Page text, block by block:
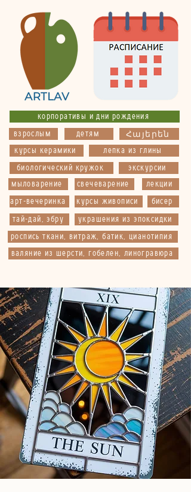
корпоративы и дни рождения
детям
взрослым Հայերեն
украшения из эпоксидки
мыловарение свечеварение
арт-вечеринка бисер
тай-дай, эбру
экскурсии
лепка из глины
роспись ткани, витраж, батик, цианотипия
курсы живописи
лекции
биологический кружок
курсы керамики
валяние из шерсти, гобелен, линогравюра